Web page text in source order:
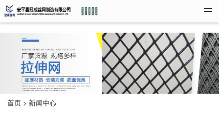
首页 > 新闻中心